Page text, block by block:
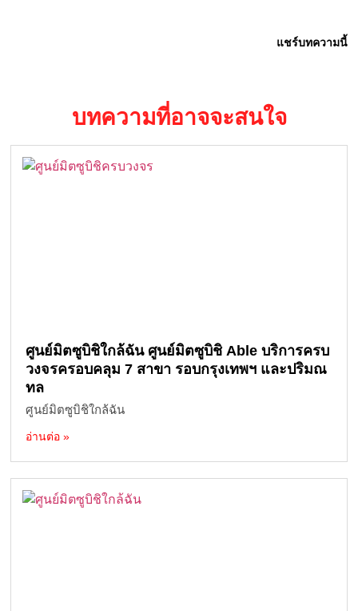
แชร์บทความนี้
บทความที่อาจจะสนใจ
ศูนย์มิตซูบิชิใกล้ฉัน ศูนย์มิตซูบิชิ Able บริการครบ
วงจรครอบคลุม 7 สาขา รอบกรุงเทพฯ และปริมณ
ทล
ศูนย์มิตซูบิชิใกล้ฉัน
อ่านต่อ »